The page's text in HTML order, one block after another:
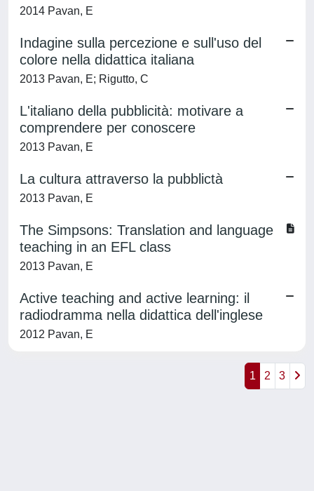
2014 Pavan, E
Indagine sulla percezione e sull'uso del
colore nella didattica italiana
2013 Pavan, E; Rigutto, C
L'italiano della pubblicità: motivare a
comprendere per conoscere
2013 Pavan, E
La cultura attraverso la pubblictà
2013 Pavan, E
The Simpsons: Translation and language
teaching in an EFL class
2013 Pavan, E
Active teaching and active learning: il
radiodramma nella didattica dell'inglese
2012 Pavan, E
1 2 3